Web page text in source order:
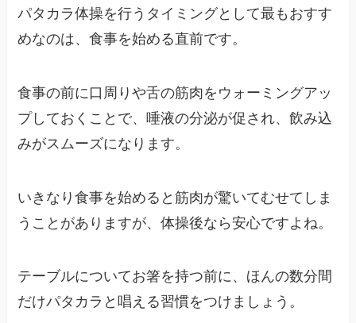
パタカラ体操を行うタイミングとして最もおすす
めなのは、食事を始める直前です。
食事の前に口周りや舌の筋肉をウォーミングアッ
プしておくことで、唾液の分泌が促され、飲み込
みがスムーズになります。
いきなり食事を始めると筋肉が驚いてむせてしま
うことがありますが、体操後なら安心ですよね。
テーブルについてお箸を持つ前に、ほんの数分間
だけパタカラと唱える習慣をつけましょう。